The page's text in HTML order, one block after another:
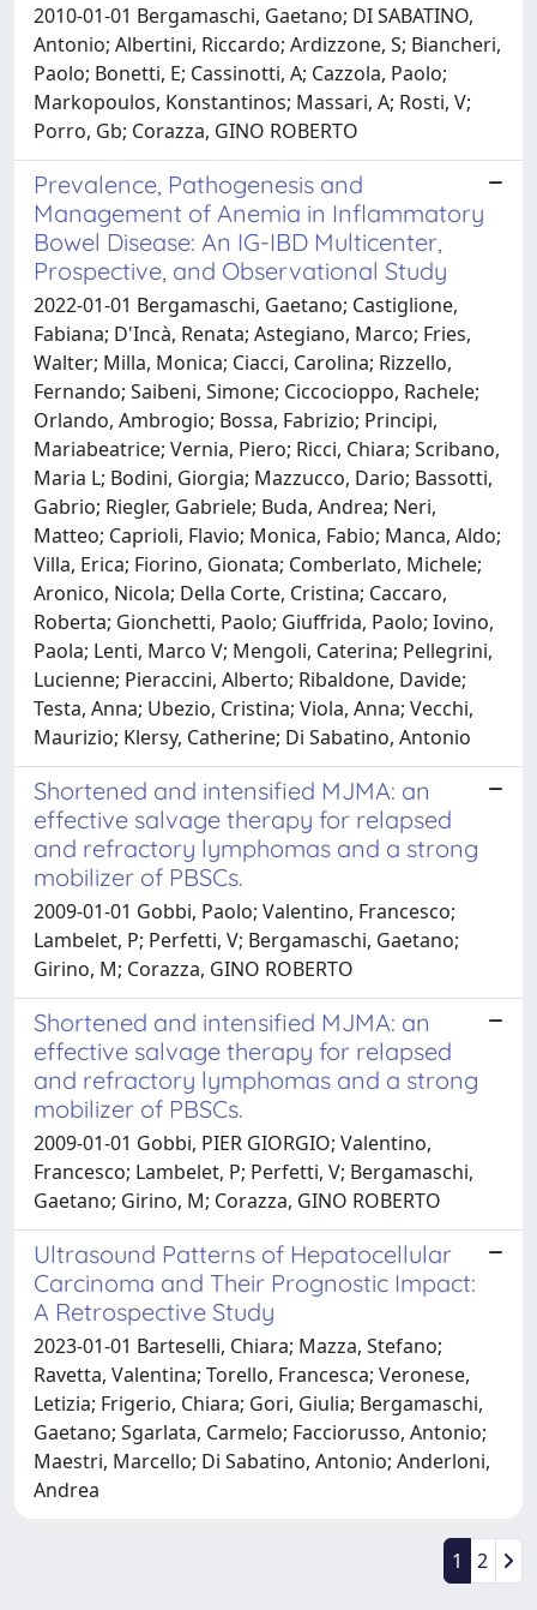
2010-01-01 Bergamaschi, Gaetano; DI SABATINO,
Antonio; Albertini, Riccardo; Ardizzone, S; Biancheri,
Paolo; Bonetti, E; Cassinotti, A; Cazzola, Paolo;
Markopoulos, Konstantinos; Massari, A; Rosti, V;
Porro, Gb; Corazza, GINO ROBERTO
Prevalence, Pathogenesis and
Management of Anemia in Inflammatory
Bowel Disease: An IG-IBD Multicenter,
Prospective, and Observational Study
2022-01-01 Bergamaschi, Gaetano; Castiglione,
Fabiana; D'Incà, Renata; Astegiano, Marco; Fries,
Walter; Milla, Monica; Ciacci, Carolina; Rizzello,
Fernando; Saibeni, Simone; Ciccocioppo, Rachele;
Orlando, Ambrogio; Bossa, Fabrizio; Principi,
Mariabeatrice; Vernia, Piero; Ricci, Chiara; Scribano,
Maria L; Bodini, Giorgia; Mazzucco, Dario; Bassotti,
Gabrio; Riegler, Gabriele; Buda, Andrea; Neri,
Matteo; Caprioli, Flavio; Monica, Fabio; Manca, Aldo;
Villa, Erica; Fiorino, Gionata; Comberlato, Michele;
Aronico, Nicola; Della Corte, Cristina; Caccaro,
Roberta; Gionchetti, Paolo; Giuffrida, Paolo; Iovino,
Paola; Lenti, Marco V; Mengoli, Caterina; Pellegrini,
Lucienne; Pieraccini, Alberto; Ribaldone, Davide;
Testa, Anna; Ubezio, Cristina; Viola, Anna; Vecchi,
Maurizio; Klersy, Catherine; Di Sabatino, Antonio
Shortened and intensified MJMA: an
effective salvage therapy for relapsed
and refractory lymphomas and a strong
mobilizer of PBSCs.
2009-01-01 Gobbi, Paolo; Valentino, Francesco;
Lambelet, P; Perfetti, V; Bergamaschi, Gaetano;
Girino, M; Corazza, GINO ROBERTO
Shortened and intensified MJMA: an
effective salvage therapy for relapsed
and refractory lymphomas and a strong
mobilizer of PBSCs.
2009-01-01 Gobbi, PIER GIORGIO; Valentino,
Francesco; Lambelet, P; Perfetti, V; Bergamaschi,
Gaetano; Girino, M; Corazza, GINO ROBERTO
Ultrasound Patterns of Hepatocellular
Carcinoma and Their Prognostic Impact:
A Retrospective Study
2023-01-01 Barteselli, Chiara; Mazza, Stefano;
Ravetta, Valentina; Torello, Francesca; Veronese,
Letizia; Frigerio, Chiara; Gori, Giulia; Bergamaschi,
Gaetano; Sgarlata, Carmelo; Facciorusso, Antonio;
Maestri, Marcello; Di Sabatino, Antonio; Anderloni,
Andrea
1 2